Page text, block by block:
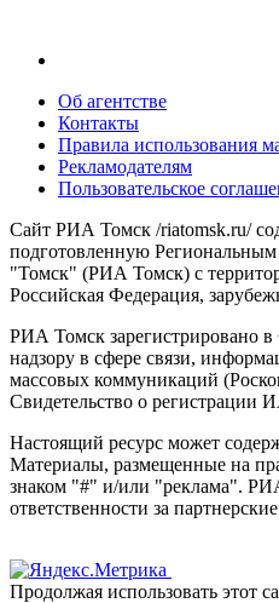
Об агентстве
Контакты
Правила использования
Рекламодателям
Пользовательское
Сайт РИА Томск /riatomsk.ru/
подготовленную
"Томск" (РИА Томск) с
Российская Федерация,
РИА Томск зарегистрировано
надзору в сфере связи,
массовых коммуникаций
Свидетельство о
Настоящий ресурс может
Материалы, размещенные на
знаком "#" и/или "реклама".
ответственности за
Продолжая использовать этот